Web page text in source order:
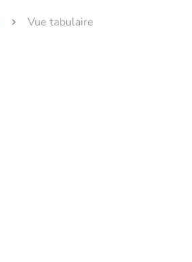
Vue tabulaire